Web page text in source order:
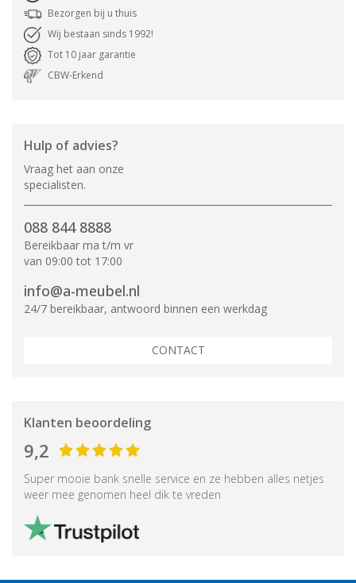
Bezorgen bij u thuis
Wij bestaan sinds 1992!
Tot 10 jaar garantie
CBW-Erkend
Hulp of advies?
Vraag het aan onze
specialisten.
088 844 8888
Bereikbaar ma t/m vr
van 09:00 tot 17:00
info@a-meubel.nl
24/7 bereikbaar, antwoord binnen een werkdag
CONTACT
Klanten beoordeling
9,2
Super mooie bank snelle service en ze hebben alles netjes
weer mee genomen heel dik te vreden